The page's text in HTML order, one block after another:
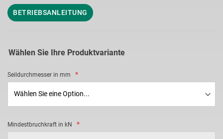
BETRIEBSANLEITUNG
Wählen Sie Ihre Produktvariante
Seildurchmesser in mm
Mindestbruchkraft in kN